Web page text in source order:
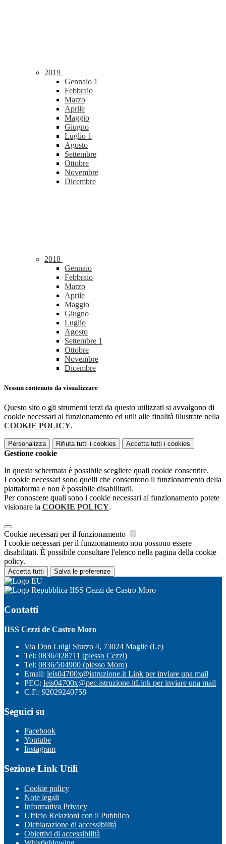
2019
Gennaio 1
Febbraio
Marzo
Aprile
Maggio
Giugno
Luglio 1
Agosto
Settembre
Ottobre
Novembre
Dicembre
2018
Gennaio
Febbraio
Marzo
Aprile
Maggio
Giugno
Luglio
Agosto
Settembre 1
Ottobre
Novembre
Dicembre
Nessun contenuto da visualizzare
Questo sito o gli strumenti terzi da questo utilizzati si avvalgono di
cookie necessari al funzionamento ed utili alle finalità illustrate nella
COOKIE POLICY.
Personalizza Rifiuta tutti i cookies Accetta tutti i cookies
Gestione cookie
In questa schermata è possibile scegliere quali cookie consentire.
I cookie necessari sono quelli che consentono il funzionamento della
piattaforma e non è possibile disabilitarli.
Per conoscere quali sono i cookie necessari al funzionamento potete
visionare la COOKIE POLICY.
Cookie necessari per il funzionamento
I cookie necessari per il funzionamento non possono essere
disabilitati. È possibile consultare l'elenco nella pagina della cookie
policy.
Accetta tutti Salva le preferenze
IISS Cezzi de Castro Moro
Contatti
IISS Cezzi de Castro Moro
Via Don Luigi Sturzo 4, 73024 Maglie (Le)
Tel: 0836/428711 (plesso Cezzi)
Tel: 0836/504900 (plesso Moro)
Email: leis04700x@istruzione.it Link per inviare una mail
PEC: leis04700x@pec.istruzione.itLink per inviare una mail
C.F.: 92029240758
Seguici su
Facebook
Youtube
Instagram
Sezione Link Utili
Cookie policy
Note legali
Informativa Privacy
Ufficio Relazioni con il Pubblico
Dichiarazione di accessibilità
Obiettivi di accessibilità